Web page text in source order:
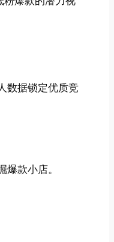
数据锁定优质竞
款小店。